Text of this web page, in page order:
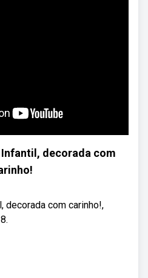
decorada com
decorada com carinho!,